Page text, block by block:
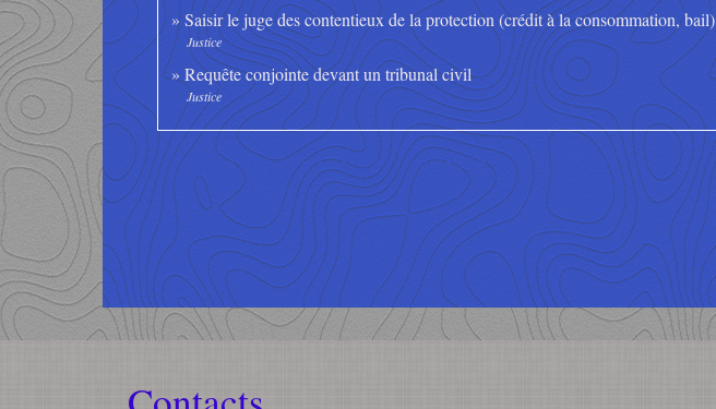
Saisir le juge des contentieux de la protection (crédit à la consommation, bail)
Justice
Requête conjointe devant un tribunal civil
Justice